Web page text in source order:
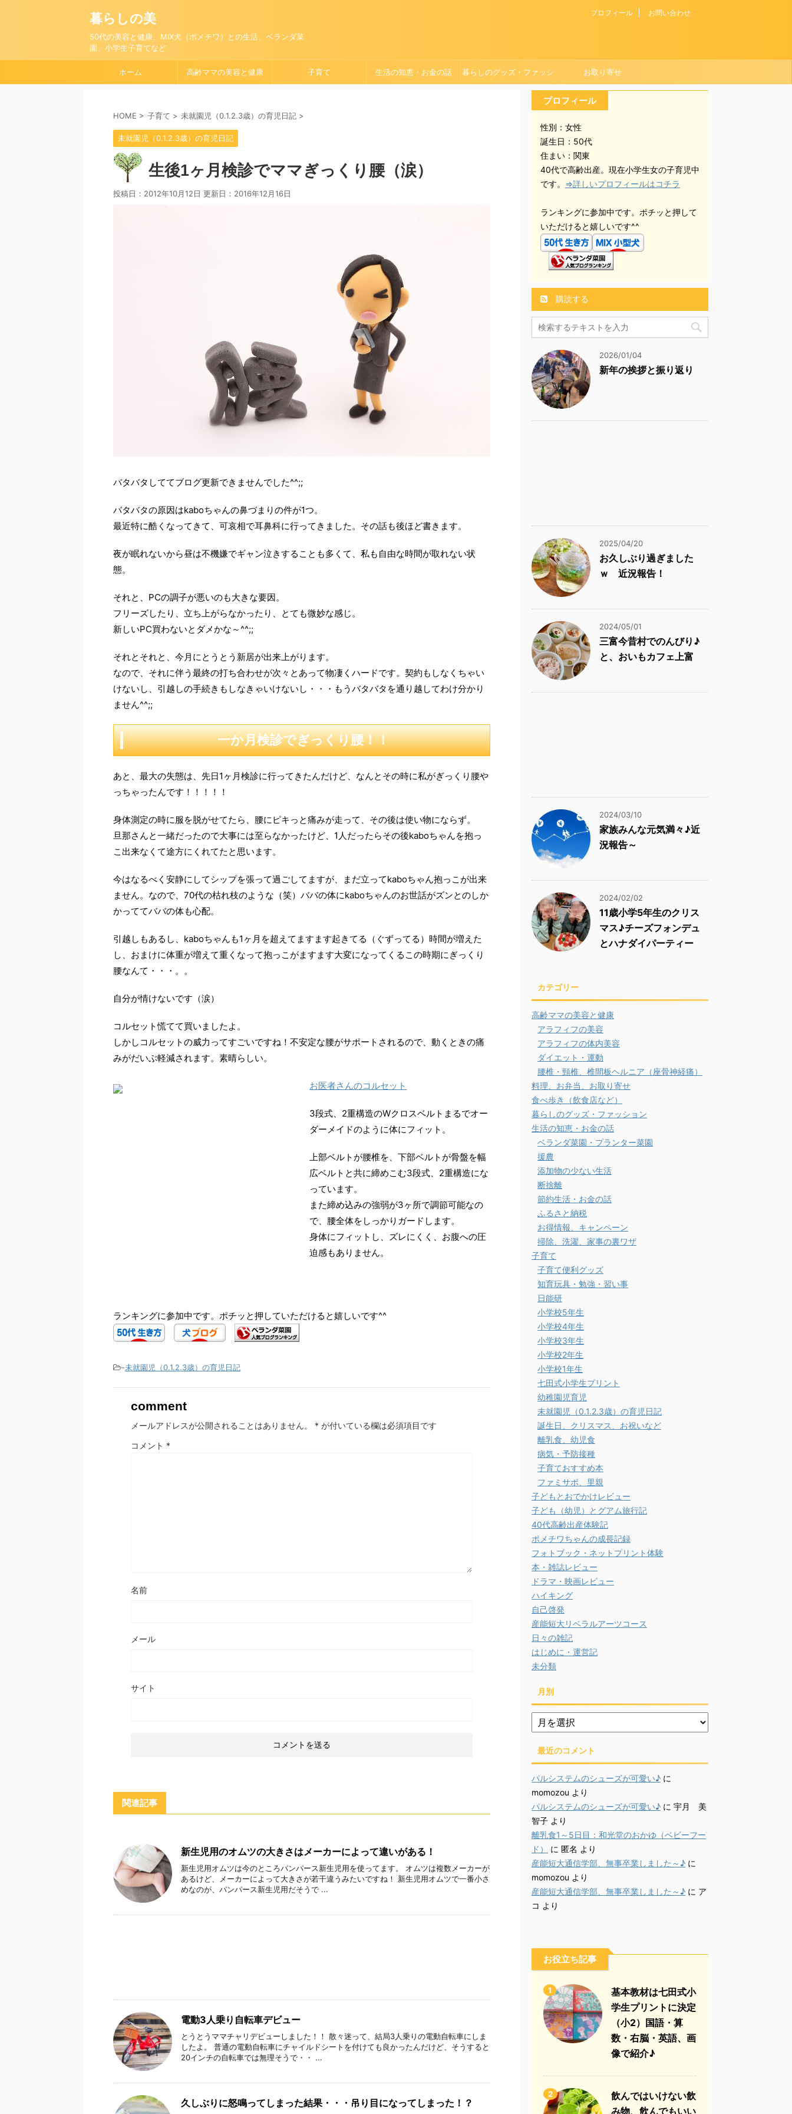
暮らしの美
50代の美容と健康、MIX犬（ポメチワ）との生活、ベランダ菜
園、小学生子育てなど
プロフィール お問い合わせ
ホーム 高齢ママの美容と健康 子育て 生活の知恵・お金の話 暮らしのグッズ・ファッシ お取り寄せ
HOME > 子育て > 未就園児（0.1.2.3歳）の育児日記 >
未就園児（0.1.2.3歳）の育児日記
生後1ヶ月検診でママぎっくり腰（涙）
投稿日：2012年10月12日 更新日： 2016年12月16日
バタバタしててブログ更新できませんでした^^;;
バタバタの原因はkaboちゃんの鼻づまりの件が1つ。
最近特に酷くなってきて、可哀相で耳鼻科に行ってきました。その話も後ほど書きます。
夜が眠れないから昼は不機嫌でギャン泣きすることも多くて、私も自由な時間が取れない状
態。
それと、PCの調子が悪いのも大きな要因。
フリーズしたり、立ち上がらなかったり、とても微妙な感じ。
新しいPC買わないとダメかな～^^;;
それとそれと、今月にとうとう新居が出来上がります。
なので、それに伴う最終の打ち合わせが次々とあって物凄くハードです。契約もしなくちゃい
けないし、引越しの手続きもしなきゃいけないし・・・もうバタバタを通り越してわけ分かり
ません^^;;
一か月検診でぎっくり腰！！
あと、最大の失態は、先日1ヶ月検診に行ってきたんだけど、なんとその時に私がぎっくり腰や
っちゃったんです！！！！！
身体測定の時に服を脱がせてたら、腰にピキっと痛みが走って、その後は使い物にならず。
旦那さんと一緒だったので大事には至らなかったけど、1人だったらその後kaboちゃんを抱っ
こ出来なくて途方にくれてたと思います。
今はなるべく安静にしてシップを張って過ごしてますが、まだ立ってkaboちゃん抱っこが出来
ません。なので、70代の枯れ枝のような（笑）ババの体にkaboちゃんのお世話がズンとのしか
かっててババの体も心配。
引越しもあるし、kaboちゃんも1ヶ月を超えてますます起きてる（ぐずってる）時間が増えた
し、おまけに体重が増えて重くなって抱っこがますます大変になってくるこの時期にぎっくり
腰なんて・・・。。
自分が情けないです（涙）
コルセット慌てて買いましたよ。
しかしコルセットの威力ってすごいですね！不安定な腰がサポートされるので、動くときの痛
みがだいぶ軽減されます。素晴らしい。
お医者さんのコルセット
3段式、2重構造のWクロスベルトまるでオー
ダーメイドのように体にフィット。
上部ベルトが腰椎を、下部ベルトが骨盤を幅
広ベルトと共に締めこむ3段式、2重構造にな
っています。
また締め込みの強弱が3ヶ所で調節可能なの
で、腰全体をしっかりガードします。
身体にフィットし、ズレにくく、お腹への圧
迫感もありません。
ランキングに参加中です。ポチッと押していただけると嬉しいです^^
-未就園児（0.1.2.3歳）の育児日記
comment
メールアドレスが公開されることはありません。 * が付いている欄は必須項目です
コメント *
名前
メール
サイト
関連記事
新生児用のオムツの大きさはメーカーによって違いがある！
新生児用オムツは今のところパンパース新生児用を使ってます。 オムツは複数メーカーが
あるけど、メーカーによって大きさが若干違うみたいですね！ 新生児用オムツで一番小さ
めなのが、パンパース新生児用だそうで ...
電動3人乗り自転車デビュー
とうとうママチャリデビューしました！！ 散々迷って、結局3人乗りの電動自転車にしま
したよ。 普通の電動自転車にチャイルドシートを付けても良かったんだけど、そうすると
20インチの自転車では無理そうで・・ ...
久しぶりに怒鳴ってしまった結果・・・吊り目になってしまった！？
プロフィール
性別：女性
誕生日：50代
住まい：関東
40代で高齢出産。現在小学生女の子育児中
です。 ⇒詳しいプロフィールはコチラ
ランキングに参加中です。ポチッと押して
いただけると嬉しいです^^
購読する
2026/01/04
新年の挨拶と振り返り
2025/04/20
お久しぶり過ぎました
ｗ 近況報告！
2024/05/01
三富今昔村でのんびり♪
と、おいもカフェ上富
2024/03/10
家族みんな元気満々♪近
況報告～
2024/02/02
11歳小学5年生のクリス
マス♪チーズフォンデュ
とハナダイパーティー
カテゴリー
高齢ママの美容と健康
アラフィフの美容
アラフィフの体内美容
ダイエット・運動
腰椎・頸椎、椎間板ヘルニア（座骨神経痛）
料理、お弁当、お取り寄せ
食べ歩き（飲食店など）
暮らしのグッズ・ファッション
生活の知恵・お金の話
ベランダ菜園・プランター菜園
援農
添加物の少ない生活
断捨離
節約生活・お金の話
ふるさと納税
お得情報、キャンペーン
掃除、洗濯、家事の裏ワザ
子育て
子育て便利グッズ
知育玩具・勉強・習い事
日能研
小学校5年生
小学校4年生
小学校3年生
小学校2年生
小学校1年生
七田式小学生プリント
幼稚園児育児
未就園児（0.1.2.3歳）の育児日記
誕生日、クリスマス、お祝いなど
離乳食、幼児食
病気・予防接種
子育ておすすめ本
ファミサポ、里親
子どもとおでかけレビュー
子ども（幼児）とグアム旅行記
40代高齢出産体験記
ポメチワちゃんの成長記録
フォトブック・ネットプリント体験
本・雑誌レビュー
ドラマ・映画レビュー
ハイキング
自己啓発
産能短大リベラルアーツコース
日々の雑記
はじめに・運営記
未分類
月別
月
別
最近のコメント
パルシステムのシューズが可愛い♪ に
momozou より
パルシステムのシューズが可愛い♪ に 宇月 美
智子 より
離乳食1～5日目：和光堂のおかゆ（ベビーフー
ド）
に 匿名 より
産能短大通信学部、無事卒業しました～♪ に
momozou より
産能短大通信学部、無事卒業しました～♪ に ア
コ より
お役立ち記事
1
基本教材は七田式小
学生プリントに決定
（小2）国語・算
数・右脳・英語、画
像で紹介♪
2
飲んではいけない飲
み物、飲んでもいい